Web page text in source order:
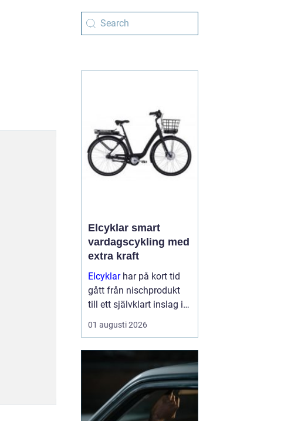
Elcyklar smart
vardagscykling med
extra kraft
Elcyklarhar på kort tid
gått från nischprodukt
till ett självklart inslag i
många städer och
samhällen.
elassistans gör det
enklare att välja cykeln i
01 augusti 2026